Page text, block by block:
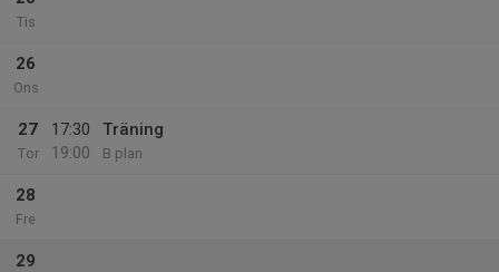
Tis
26
Ons
27
Tor
17:30
19:00
Träning
B plan
28
Fre
29